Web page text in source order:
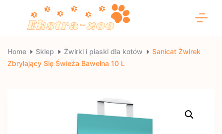
Ekstra-
zoo
Home Sklep Żwirki i piaski dla kotów
Sanicat Żwirek
Zbrylający Się Świeża Bawełna 10 L